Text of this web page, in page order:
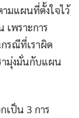
มแผนที่ตั้งใจไว้
พราะการ
กรณีที่เราผิด
มุ่งมั่นกับแผน
เป็น 3 การ